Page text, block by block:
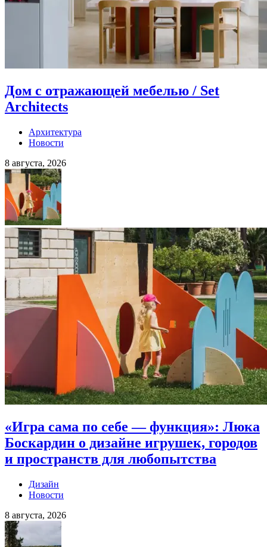
Дом с отражающей мебелью / Set
Architects
Архитектура
Новости
8 августа, 2026
«Игра сама по себе — функция»: Люка
Боскардин о дизайне игрушек, городов
и пространств для любопытства
Дизайн
Новости
8 августа, 2026